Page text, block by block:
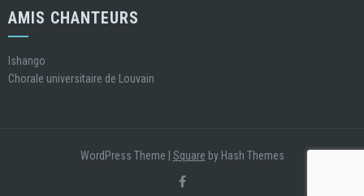
AMIS CHANTEURS
Ishango
Chorale universitaire de Louvain
WordPress Theme Square by Hash Themes